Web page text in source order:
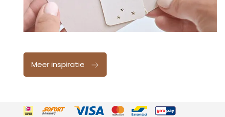
Meer inspiratie